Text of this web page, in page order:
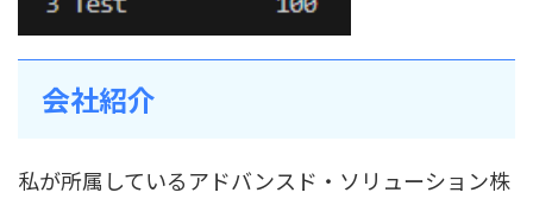
会社紹介
私が所属しているアドバンスド・ソリューション株